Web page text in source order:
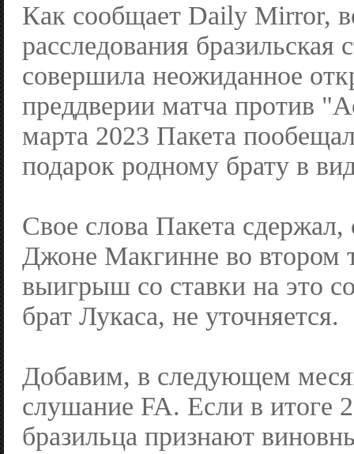
Как сообщает Daily Mirror,
расследования бразильская
совершила неожиданное
преддверии матча против
марта 2023 Пакета
подарок родному брату в
Свое слова Пакета
Джоне Макгинне во втором
выигрыш со ставки на это
брат Лукаса, не уточняется.
Добавим, в следующем
слушание FA. Если в итоге
бразильца признают